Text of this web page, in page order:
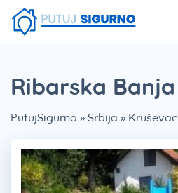
Ribarska Banja
PutujSigurno » Srbija » Kruševac